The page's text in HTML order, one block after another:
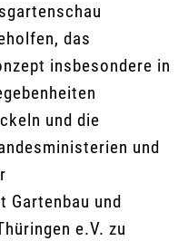
das
insbesondere in
und die
und
Gartenbau und
e.V. zu